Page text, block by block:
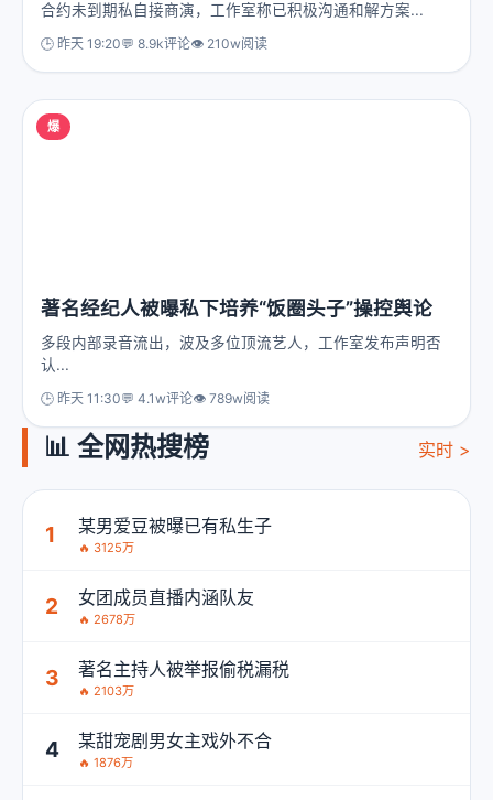
合约未到期私自接商演，工作室称已积极沟通和解方案...
🕒 昨天 19:20💬 8.9k评论👁️ 210w阅读
爆
著名经纪人被曝私下培养“饭圈头子”操控舆论
多段内部录音流出，波及多位顶流艺人，工作室发布声明否
认...
🕒 昨天 11:30💬 4.1w评论👁️ 789w阅读
📊 全网热搜榜 实时 >
1 某男爱豆被曝已有私生子
🔥 3125万
2 女团成员直播内涵队友
🔥 2678万
3 著名主持人被举报偷税漏税
🔥 2103万
4 某甜宠剧男女主戏外不合
🔥 1876万